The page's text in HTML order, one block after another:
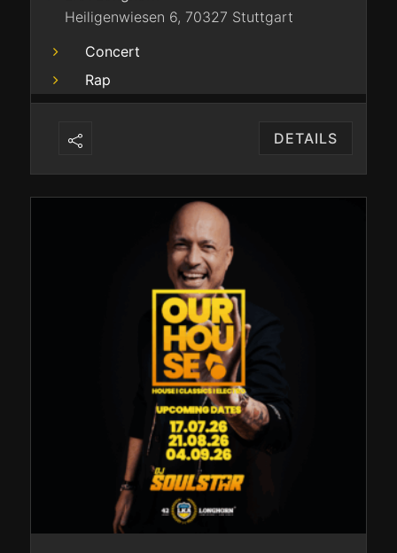
Heiligenwiesen 6, 70327 Stuttgart
Concert
Rap
DETAILS